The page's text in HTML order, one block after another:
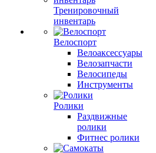
Тренировочный
инвентарь
Велоспорт
Велоаксессуары
Велозапчасти
Велосипеды
Инструменты
Ролики
Раздвижные
ролики
Фитнес ролики